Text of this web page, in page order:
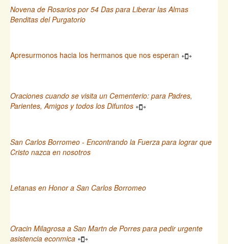
Novena de Rosarios por 54 Das para Liberar las Almas
Benditas del Purgatorio
Apresurmonos hacia los hermanos que nos esperan
Oraciones cuando se visita un Cementerio: para Padres,
Parientes, Amigos y todos los Difuntos
San Carlos Borromeo - Encontrando la Fuerza para lograr que
Cristo nazca en nosotros
Letanas en Honor a San Carlos Borromeo
Oracin Milagrosa a San Martn de Porres para pedir urgente
asistencia econmica